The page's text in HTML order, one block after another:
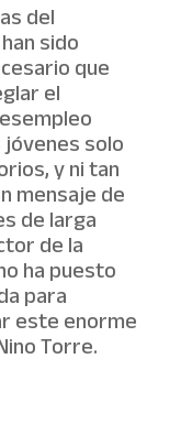
del
sido
que
el
jóvenes solo
y ni tan
mensaje de
de larga
de la
ha puesto
para
este enorme
Torre.